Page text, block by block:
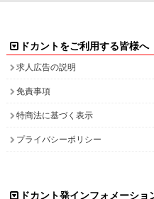
特商法に基づく表示
プライバシーポリシー
ドカント発インフォメーション